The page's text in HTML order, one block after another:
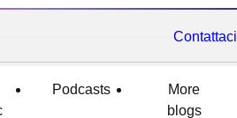
Contattaci
Podcasts
More
blogs